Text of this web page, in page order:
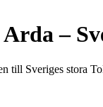
–
till Sveriges stora